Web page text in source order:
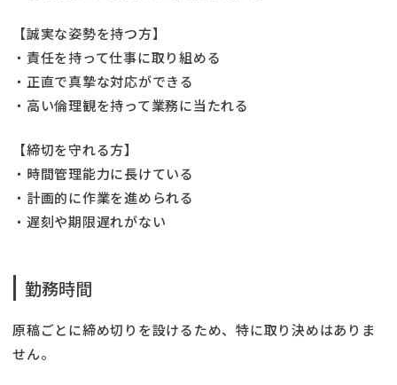
【誠実な姿勢を持つ方】
・責任を持って仕事に取り組める
・正直で真摯な対応ができる
・高い倫理観を持って業務に当たれる
【締切を守れる方】
・時間管理能力に長けている
・計画的に作業を進められる
・遅刻や期限遅れがない
勤務時間
原稿ごとに締め切りを設けるため、特に取り決めはありま
せん。